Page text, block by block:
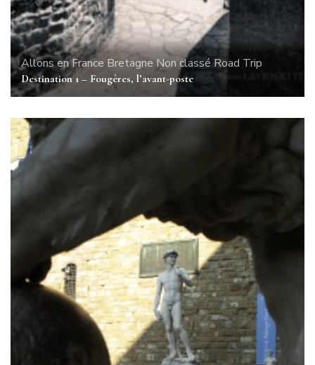
Allons en France Bretagne Non classé Road Trip
Destination 1 – Fougères, l’avant-poste